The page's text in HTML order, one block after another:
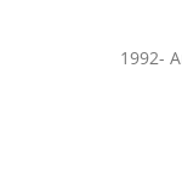
1992-